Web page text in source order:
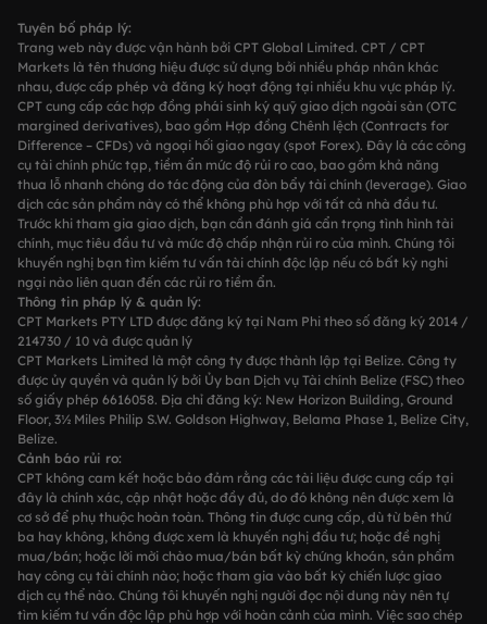
MetaTrader 5
MetaTrader 4
Tài liệu pháp lý
Liên hệ với chúng tôi
sự kiện công ty
Giấy phép quy định
Tuyên bố pháp lý:
Trang web này được vận hành bởi CPT Global Limited. CPT / CPT
Markets là tên thương hiệu được sử dụng bởi nhiều pháp nhân khác
nhau, được cấp phép và đăng ký hoạt động tại nhiều khu vực pháp lý.
CPT cung cấp các hợp đồng phái sinh ký quỹ giao dịch ngoài sàn (OTC
margined derivatives), bao gồm Hợp đồng Chênh lệch (Contracts for
Difference – CFDs) và ngoại hối giao ngay (spot Forex). Đây là các công
cụ tài chính phức tạp, tiềm ẩn mức độ rủi ro cao, bao gồm khả năng
thua lỗ nhanh chóng do tác động của đòn bẩy tài chính (leverage). Giao
dịch các sản phẩm này có thể không phù hợp với tất cả nhà đầu tư.
Trước khi tham gia giao dịch, bạn cần đánh giá cẩn trọng tình hình tài
chính, mục tiêu đầu tư và mức độ chấp nhận rủi ro của mình. Chúng tôi
khuyến nghị bạn tìm kiếm tư vấn tài chính độc lập nếu có bất kỳ nghi
ngại nào liên quan đến các rủi ro tiềm ẩn.
Thông tin pháp lý & quản lý:
CPT Markets PTY LTD được đăng ký tại Nam Phi theo số đăng ký 2014 /
214730 / 10 và được quản lý
CPT Markets Limited là một công ty được thành lập tại Belize. Công ty
được ủy quyền và quản lý bởi Ủy ban Dịch vụ Tài chính Belize (FSC) theo
số giấy phép 6616058. Địa chỉ đăng ký: New Horizon Building, Ground
Floor, 3½ Miles Philip S.W. Goldson Highway, Belama Phase 1, Belize City,
Belize.
Cảnh báo rủi ro:
CPT không cam kết hoặc bảo đảm rằng các tài liệu được cung cấp tại
đây là chính xác, cập nhật hoặc đầy đủ, do đó không nên được xem là
cơ sở để phụ thuộc hoàn toàn. Thông tin được cung cấp, dù từ bên thứ
ba hay không, không được xem là khuyến nghị đầu tư; hoặc đề nghị
mua/bán; hoặc lời mời chào mua/bán bất kỳ chứng khoán, sản phẩm
hay công cụ tài chính nào; hoặc tham gia vào bất kỳ chiến lược giao
dịch cụ thể nào. Chúng tôi khuyến nghị người đọc nội dung này nên tự
tìm kiếm tư vấn độc lập phù hợp với hoàn cảnh của mình. Việc sao chép